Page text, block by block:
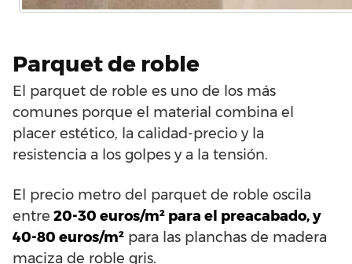
Parquet de roble
El parquet de roble es uno de los más
comunes porque el material combina el
placer estético, la calidad-precio y la
resistencia a los golpes y a la tensión.
El precio metro del parquet de roble oscila
entre 20-30 euros/m² para el preacabado, y
40-80 euros/m² para las planchas de madera
maciza de roble gris.